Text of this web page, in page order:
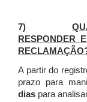
7)
RESPONDER
A partir do
prazo para
dias para